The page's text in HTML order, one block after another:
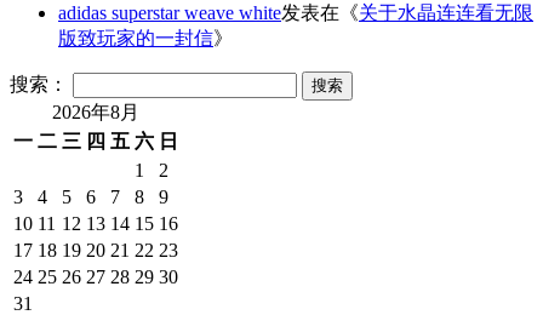
adidas superstar weave white发表在《关于水晶连连看无限
版致玩家的一封信》
搜索：
2026年8月
一 二 三 四 五 六 日
1
2
3
4 5 6 7 8
9
10 11 12 13 14 15 16
17 18 19 20 21 22 23
24 25 26 27 28 29 30
31